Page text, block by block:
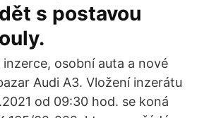
s postavou
osobní auta a nové
Audi A3. Vložení inzerátu
od 09:30 hod. se koná